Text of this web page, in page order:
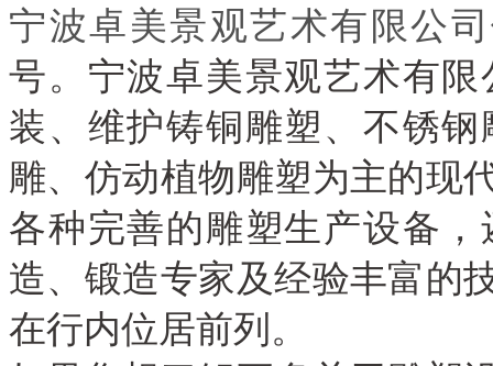
宁波卓美景观艺术有限公
号。宁波卓美景观艺术有
装、维护铸铜雕塑、不锈
雕、仿动植物雕塑为主的现
各种完善的雕塑生产设备
造、锻造专家及经验丰富的
在行内位居前列。